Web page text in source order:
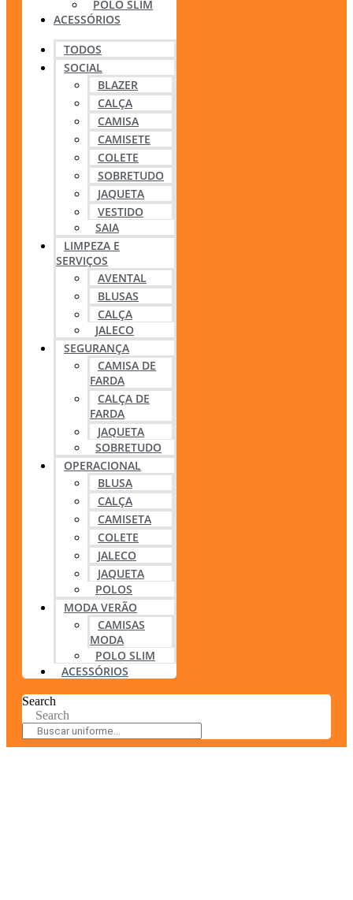
POLO SLIM
ACESSÓRIOS
TODOS
SOCIAL
BLAZER
CALÇA
CAMISA
CAMISETE
COLETE
SOBRETUDO
JAQUETA
VESTIDO
SAIA
LIMPEZA E
SERVIÇOS
AVENTAL
BLUSAS
CALÇA
JALECO
SEGURANÇA
CAMISA DE
FARDA
CALÇA DE
FARDA
JAQUETA
SOBRETUDO
OPERACIONAL
BLUSA
CALÇA
CAMISETA
COLETE
JALECO
JAQUETA
POLOS
MODA VERÃO
CAMISAS
MODA
POLO SLIM
ACESSÓRIOS
Search
Search